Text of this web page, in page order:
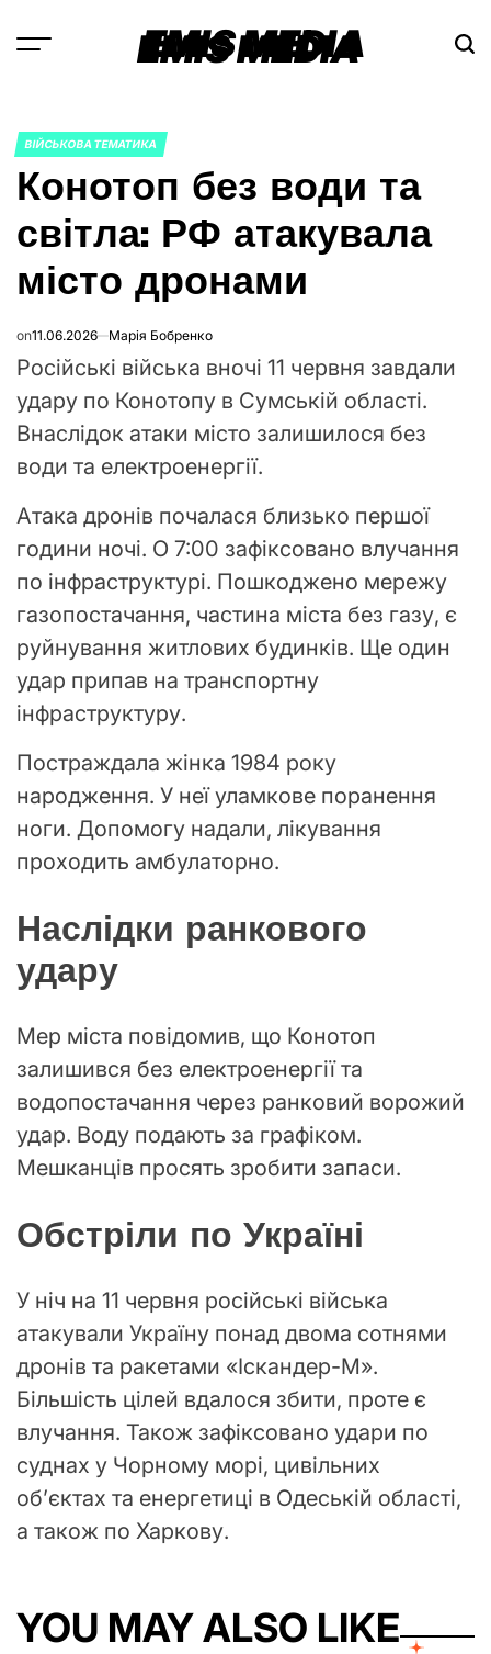
EMIS MEDIA
POSTED
IN
ВІЙСЬКОВА ТЕМАТИКА
Конотоп без води та
світла: РФ атакувала
місто дронами
on11.06.2026 Марія Бобренко
Російські війська вночі 11 червня завдали
удару по Конотопу в Сумській області.
Внаслідок атаки місто залишилося без
води та електроенергії.
Атака дронів почалася близько першої
години ночі. О 7:00 зафіксовано влучання
по інфраструктурі. Пошкоджено мережу
газопостачання, частина міста без газу, є
руйнування житлових будинків. Ще один
удар припав на транспортну
інфраструктуру.
Постраждала жінка 1984 року
народження. У неї уламкове поранення
ноги. Допомогу надали, лікування
проходить амбулаторно.
Наслідки ранкового
удару
Мер міста повідомив, що Конотоп
залишився без електроенергії та
водопостачання через ранковий ворожий
удар. Воду подають за графіком.
Мешканців просять зробити запаси.
Обстріли по Україні
У ніч на 11 червня російські війська
атакували Україну понад двома сотнями
дронів та ракетами «Іскандер-М».
Більшість цілей вдалося збити, проте є
влучання. Також зафіксовано удари по
суднах у Чорному морі, цивільних
об’єктах та енергетиці в Одеській області,
а також по Харкову.
YOU MAY ALSO LIKE